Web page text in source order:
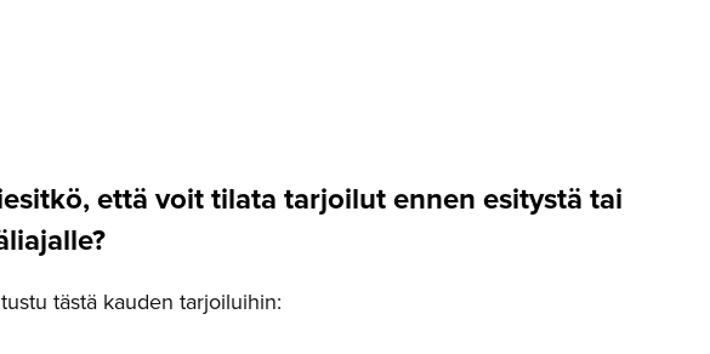
että voit tilata tarjoilut ennen esitystä tai
tästä kauden tarjoiluihin: